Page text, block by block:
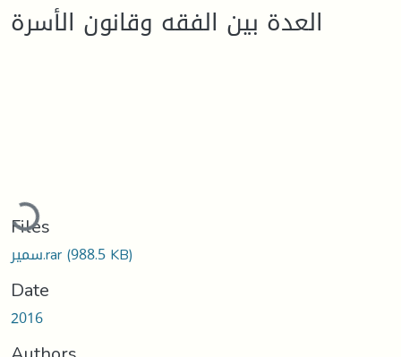
العدة بين الفقه وقانون الأسرة
Loading...
Files
سمير.rar(988.5 KB)
Date
2016